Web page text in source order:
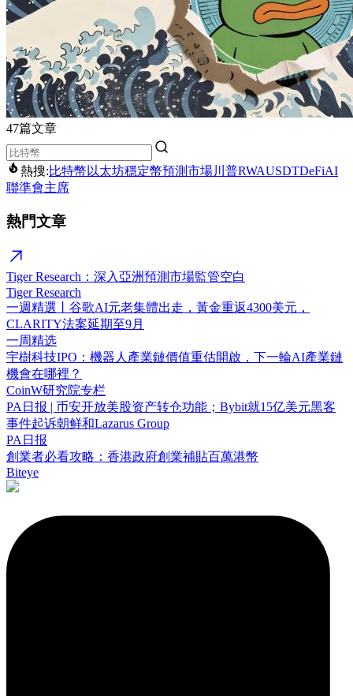
47篇文章
熱搜:比特幣 以太坊穩定幣預測市場川普RWAUSDTDeFiAI
聯準會主席
熱門文章
Tiger Research：深入亞洲預測市場監管空白
Tiger Research
一週精選丨谷歌AI元老集體出走，黃金重返4300美元，
CLARITY法案延期至9月
一周精选
宇樹科技IPO：機器人產業鏈價值重估開啟，下一輪AI產業鏈
機會在哪裡？
CoinW研究院专栏
PA日报 | 币安开放美股资产转仓功能；Bybit就15亿美元黑客
事件起诉朝鲜和Lazarus Group
PA日报
創業者必看攻略：香港政府創業補貼百萬港幣
Biteye